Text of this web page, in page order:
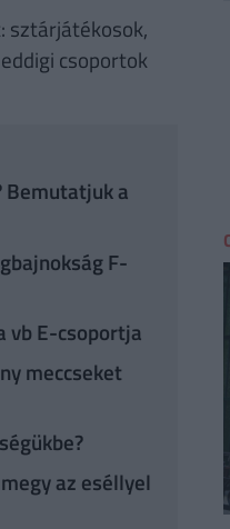
sztárjátékosok,
csoportok
Bemutatjuk a
F-
vb E-csoportja
meccseket
az eséllyel